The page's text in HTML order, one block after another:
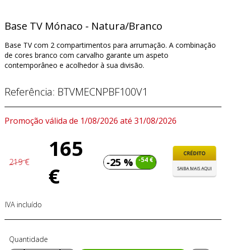
Base TV Mónaco - Natura/Branco
Base TV com 2 compartimentos para arrumação. A combinação
de cores branco com carvalho garante um aspeto
contemporâneo e acolhedor à sua divisão.
Referência: BTVMECNPBF100V1
Promoção válida de 1/08/2026 até 31/08/2026
219 €
165
€
-25 % -54 €
IVA incluído
Quantidade